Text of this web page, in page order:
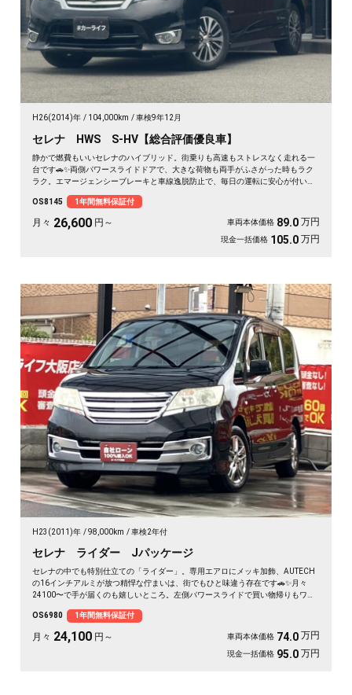
H26(2014)年 104,000km 車検9年12月
セレナ HWS S-HV【総合評価優良車】
静かで燃費もいいセレナのハイブリッド。街乗りも高速もストレスなく走れる一
台です🚗✨両側パワースライドドアで、大きな荷物も両手がふさがった時もラク
ラク。エマージェンシーブレーキと車線逸脱防止で、毎日の運転に安心が付いて
ます🎵ロングドライブが楽しみになる相棒に《1年保証付》💫
OS8145 1年間無料保証付
月々 26,600 円～ 車両本体価格 89.0 万円
現金一括価格 105.0 万円
H23(2011)年 98,000km 車検2年付
セレナ ライダー Jパッケージ
セレナの中でも特別仕立ての「ライダー」。専用エアロにメッキ加飾、AUTECH
の16インチアルミが放つ精悍な佇まいは、街でもひと味違う存在です🚗✨月々
24100〜で手が届くのも嬉しいところ。左側パワースライドで買い物帰りもワン
とWエアコンで、仲間との遠出も夏場のドライブも快適そのもの💫クルコン装備
で長距離移動もぐっと楽に。週末の趣味も遠出も、これ一台で世界が広がります
👍走行9.8万kmでこの状態、《1年保証付》で安心してお乗りいただけます😊
OS6980 1年間無料保証付
月々 24,100 円～ 車両本体価格 74.0 万円
現金一括価格 95.0 万円